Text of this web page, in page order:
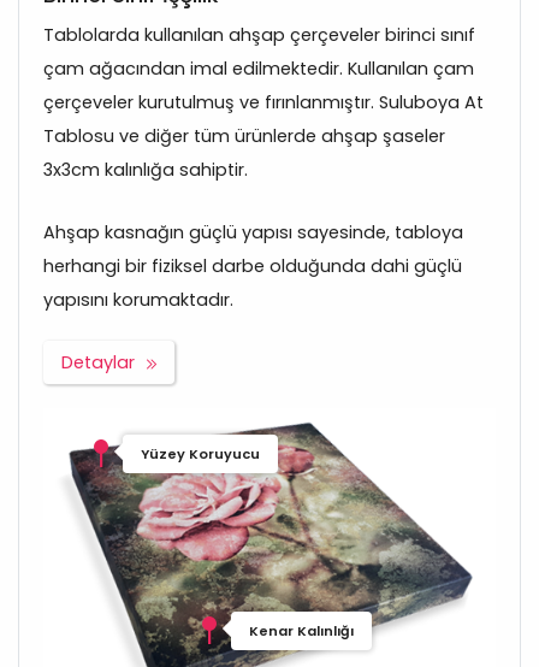
Tablolarda kullanılan ahşap çerçeveler birinci sınıf
çam ağacından imal edilmektedir. Kullanılan çam
çerçeveler kurutulmuş ve fırınlanmıştır. Suluboya At
Tablosu ve diğer tüm ürünlerde ahşap şaseler
3x3cm kalınlığa sahiptir.
Ahşap kasnağın güçlü yapısı sayesinde, tabloya
herhangi bir fiziksel darbe olduğunda dahi güçlü
yapısını korumaktadır.
Detaylar
Yüzey Koruyucu
Kenar Kalınlığı